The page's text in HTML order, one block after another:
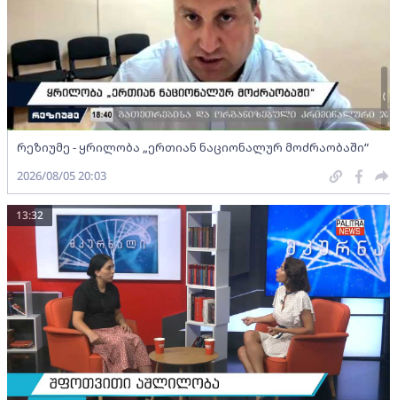
რეზიუმე - ყრილობა „ერთიან ნაციონალურ მოძრაობაში“
2026/08/05 20:03
13:32